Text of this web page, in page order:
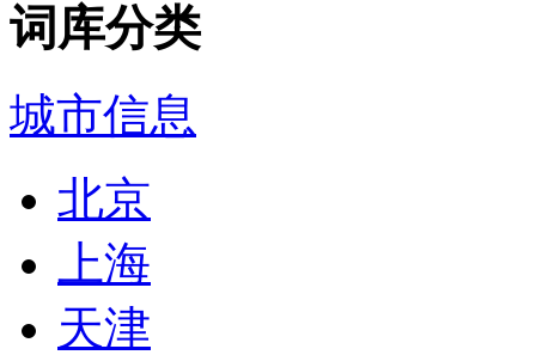
词库分类
城市信息
北京
上海
天津